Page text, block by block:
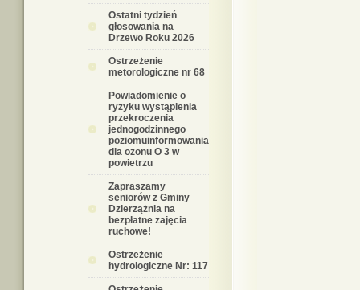
Ostatni tydzień
głosowania na
Drzewo Roku 2026
Ostrzeżenie
metorologiczne nr 68
Powiadomienie o
ryzyku wystąpienia
przekroczenia
jednogodzinnego
poziomuinformowania
dla ozonu O 3 w
powietrzu
Zapraszamy
seniorów z Gminy
Dzierzążnia na
bezpłatne zajęcia
ruchowe!
Ostrzeżenie
hydrologiczne Nr: 117